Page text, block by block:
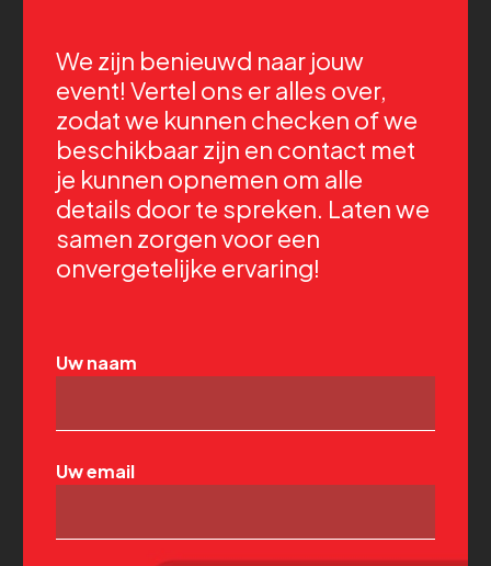
We zijn benieuwd naar jouw
event! Vertel ons er alles over,
zodat we kunnen checken of we
beschikbaar zijn en contact met
je kunnen opnemen om alle
details door te spreken. Laten we
samen zorgen voor een
onvergetelijke ervaring!
Uw naam
Uw email